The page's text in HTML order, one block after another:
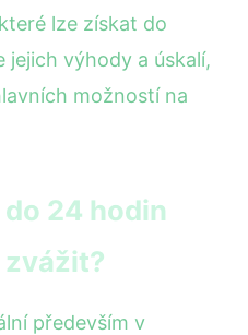
lze získat do
jejich výhody a úskalí,
možností na
24 hodin
zvážit?
především v